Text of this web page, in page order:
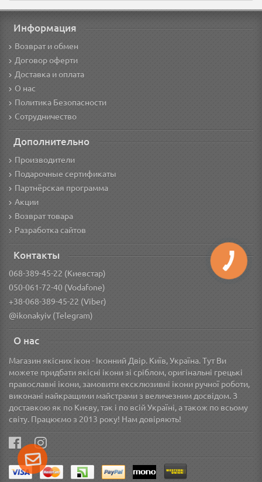
Информация
Возврат и обмен
Договор оферти
Доставка и оплата
О нас
Политика Безопасности
Сотрудничество
Дополнительно
Производители
Подарочные сертификаты
Партнёрская программа
Акции
Возврат товара
Разработка сайтов
Контакты
068-389-45-22 (Киевстар)
050-061-72-40 (Vodafone)
+38-068-389-45-22 (Viber)
@ikonakyiv (Telegram)
О нас
Магазин якісних ікон - Іконний Двір. Київ, Україна. Тут Ви
можете придбати якісні ікони зі сріблом, оригінальні грецькі
православні ікони, замовити ексклюзивні ікони ручної роботи,
виконані найкращими майстрами з величезним досвідом. З
доставкою як по Києву, так і по всій Україні, а також по всьому
світу. Працюємо з 2013 року! Нам довіряють!